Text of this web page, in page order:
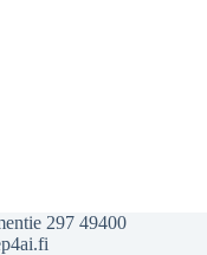
297 49400